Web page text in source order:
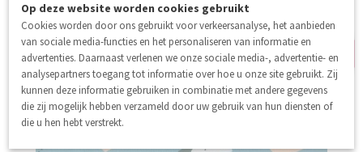
Op deze website worden cookies gebruikt
Cookies worden door ons gebruikt voor verkeersanalyse, het aanbieden
van sociale media-functies en het personaliseren van informatie en
advertenties. Daarnaast verlenen we onze sociale media-, advertentie- en
analysepartners toegang tot informatie over hoe u onze site gebruikt. Zij
kunnen deze informatie gebruiken in combinatie met andere gegevens
die zij mogelijk hebben verzameld door uw gebruik van hun diensten of
die u hen hebt verstrekt.